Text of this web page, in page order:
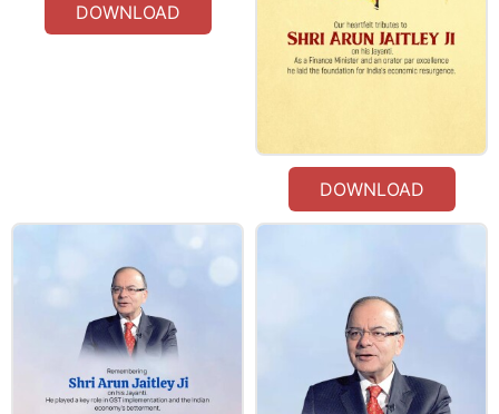
DOWNLOAD
DOWNLOAD